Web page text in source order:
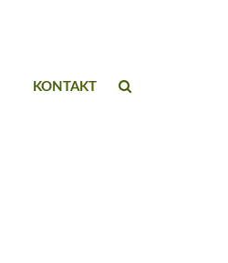
KONTAKT